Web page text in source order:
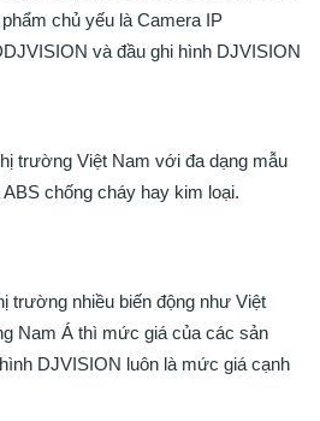
chủ yếu là Camera IP
và đầu ghi hình DJVISION
trường Việt Nam với đa dạng mẫu
chống cháy hay kim loại.
trường nhiều biến động như Việt
Nam Á thì mức giá của các sản
DJVISION luôn là mức giá cạnh